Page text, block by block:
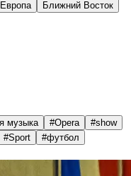
Европа
Ближний Восток
музыка #Opera #show
#Sport #футбол